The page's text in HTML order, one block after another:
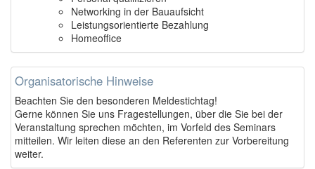
Networking in der Bauaufsicht
Leistungsorientierte Bezahlung
Homeoffice
Organisatorische Hinweise
Beachten Sie den besonderen Meldestichtag!
Gerne können Sie uns Fragestellungen, über die Sie bei der
Veranstaltung sprechen möchten, im Vorfeld des Seminars
mitteilen. Wir leiten diese an den Referenten zur Vorbereitung
weiter.